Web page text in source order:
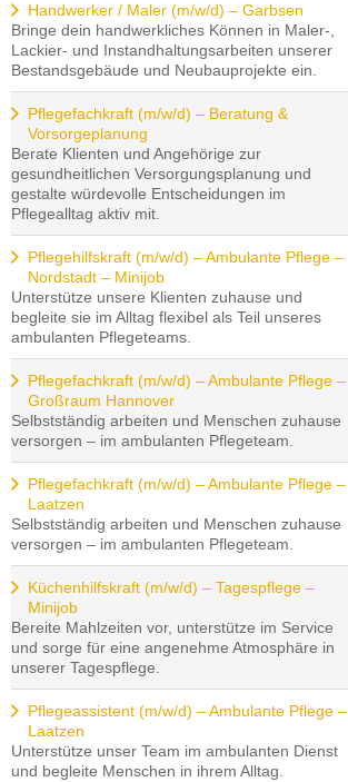
Handwerker / Maler (m/w/d) – Garbsen
Bringe dein handwerkliches Können in Maler-,
Lackier- und Instandhaltungsarbeiten unserer
Bestandsgebäude und Neubauprojekte ein.
Pflegefachkraft (m/w/d) – Beratung &
Vorsorgeplanung
Berate Klienten und Angehörige zur
gesundheitlichen Versorgungsplanung und
gestalte würdevolle Entscheidungen im
Pflegealltag aktiv mit.
Pflegehilfskraft (m/w/d) – Ambulante Pflege –
Nordstadt – Minijob
Unterstütze unsere Klienten zuhause und
begleite sie im Alltag flexibel als Teil unseres
ambulanten Pflegeteams.
Pflegefachkraft (m/w/d) – Ambulante Pflege –
Großraum Hannover
Selbstständig arbeiten und Menschen zuhause
versorgen – im ambulanten Pflegeteam.
Pflegefachkraft (m/w/d) – Ambulante Pflege –
Laatzen
Selbstständig arbeiten und Menschen zuhause
versorgen – im ambulanten Pflegeteam.
Küchenhilfskraft (m/w/d) – Tagespflege –
Minijob
Bereite Mahlzeiten vor, unterstütze im Service
und sorge für eine angenehme Atmosphäre in
unserer Tagespflege.
Pflegeassistent (m/w/d) – Ambulante Pflege –
Laatzen
Unterstütze unser Team im ambulanten Dienst
und begleite Menschen in ihrem Alltag.